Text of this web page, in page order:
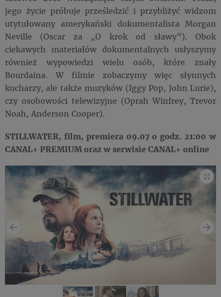
jego życie próbuje prześledzić i przybliżyć widzom
utytułowany amerykański dokumentalista Morgan
Neville (Oscar za „O krok od sławy”). Obok
ciekawych materiałów dokumentalnych usłyszymy
również wypowiedzi wielu osób, które znały
Bourdaina. W filmie zobaczymy więc słynnych
kucharzy, ale także muzyków (Iggy Pop, John Lurie),
czy osobowości telewizyjne (Oprah Winfrey, Trevor
Noah, Anderson Cooper).
STILLWATER, film, premiera 09.07 o godz. 21:00 w
CANAL+ PREMIUM oraz w serwisie CANAL+ online